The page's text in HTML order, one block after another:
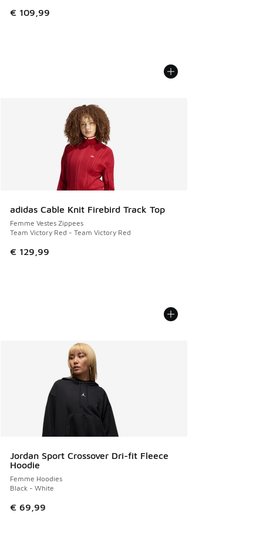
€ 109,99
adidas Cable Knit Firebird Track Top
Femme Vestes Zippees
Team Victory Red - Team Victory Red
€ 129,99
Jordan Sport Crossover Dri-fit Fleece
Hoodie
Femme Hoodies
Black - White
€ 69,99